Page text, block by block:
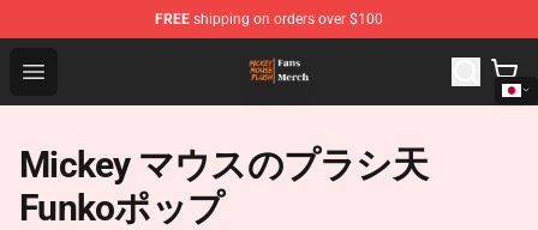
FREE shipping on orders over $100
Open menu
Mickey Mouse Plush Shop - The Best Store of Mickey
Mickey マウスのプラシ天
Funkoポップ